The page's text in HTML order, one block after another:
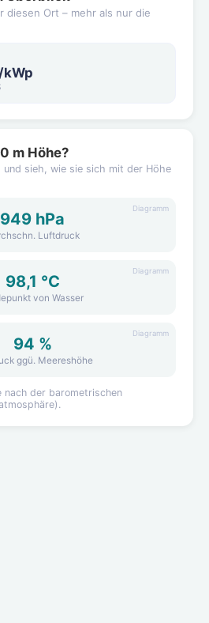
diesen Ort – mehr als nur die
kWp
m Höhe?
und sieh, wie sie sich mit der Höhe
949 hPa
Luftdruck
Diagramm
98,1 °C
von Wasser
Diagramm
94 %
ggü. Meereshöhe
Diagramm
nach der barometrischen